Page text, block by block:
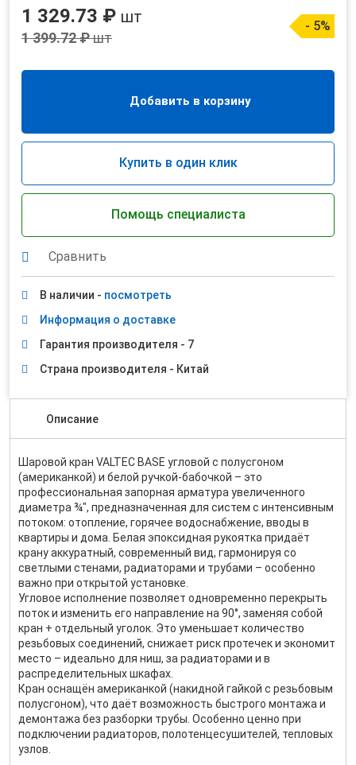
1 329.73 ₽ шт
1 399.72 ₽шт
- 5%
Добавить в корзину
Купить в один клик
Помощь специалиста
Сравнить
В наличии - посмотреть
Информация о доставке
Гарантия производителя - 7
Страна производителя - Китай
Описание
Шаровой кран VALTEC BASE угловой с полусгоном
(американкой) и белой ручкой-бабочкой – это
профессиональная запорная арматура увеличенного
диаметра ¾″, предназначенная для систем с интенсивным
потоком: отопление, горячее водоснабжение, вводы в
квартиры и дома. Белая эпоксидная рукоятка придаёт
крану аккуратный, современный вид, гармонируя со
светлыми стенами, радиаторами и трубами – особенно
важно при открытой установке.
Угловое исполнение позволяет одновременно перекрыть
поток и изменить его направление на 90°, заменяя собой
кран + отдельный уголок. Это уменьшает количество
резьбовых соединений, снижает риск протечек и экономит
место – идеально для ниш, за радиаторами и в
распределительных шкафах.
Кран оснащён американкой (накидной гайкой с резьбовым
полусгоном), что даёт возможность быстрого монтажа и
демонтажа без разборки трубы. Особенно ценно при
подключении радиаторов, полотенцесушителей, тепловых
узлов.